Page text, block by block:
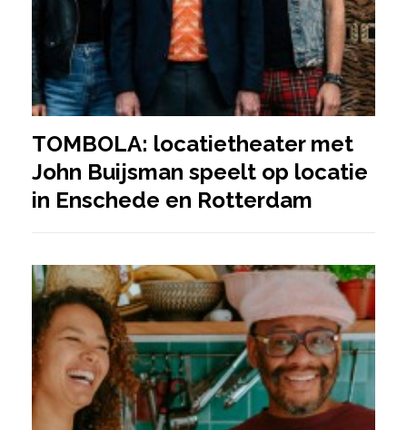
TOMBOLA: locatietheater met
John Buijsman speelt op locatie
in Enschede en Rotterdam